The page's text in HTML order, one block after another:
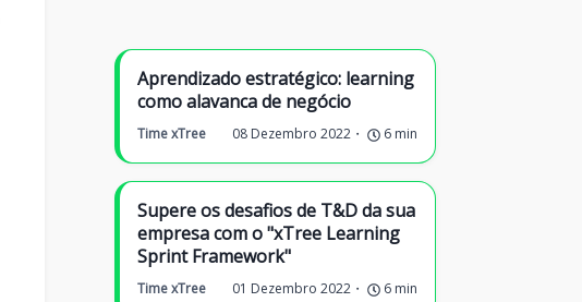
Aprendizado estratégico: learning
como alavanca de negócio
Time xTree 08 Dezembro 2022 6 min
Supere os desafios de T&D da sua
empresa com o "xTree Learning
Sprint Framework"
Time xTree 01 Dezembro 2022 6 min